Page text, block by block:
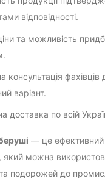
відповідності.
та можливість
консультація
варіант.
доставка по всій
— це ефективний
який можна
подорожей до